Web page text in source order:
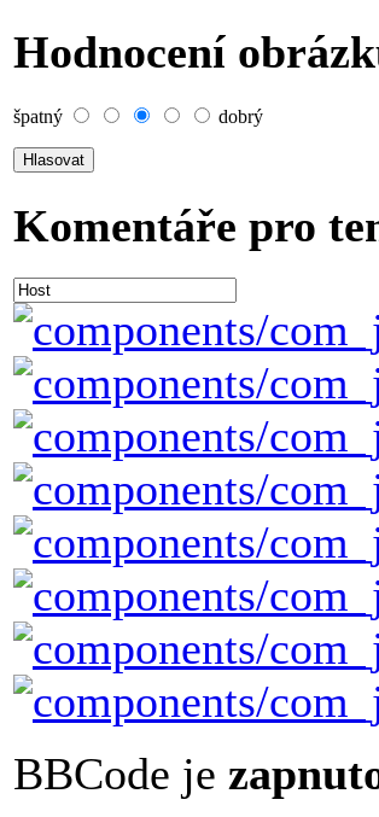
Hodnocení
špatný dobrý
Komentáře pro
BBCode je